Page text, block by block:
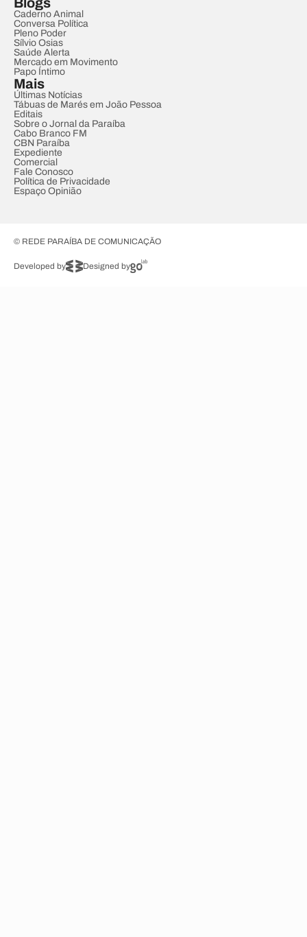
Caderno Animal
Conversa Política
Pleno Poder
Sílvio Osias
Saúde Alerta
Mercado em Movimento
Papo Íntimo
Mais
Últimas Notícias
Tábuas de Marés em João Pessoa
Editais
Sobre o Jornal da Paraíba
Cabo Branco FM
CBN Paraíba
Expediente
Comercial
Fale Conosco
Política de Privacidade
Espaço Opinião
© REDE PARAÍBA DE COMUNICAÇÃO
Developed by Designed by